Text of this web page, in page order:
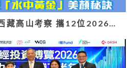
藏高山考察 攜12位2026…